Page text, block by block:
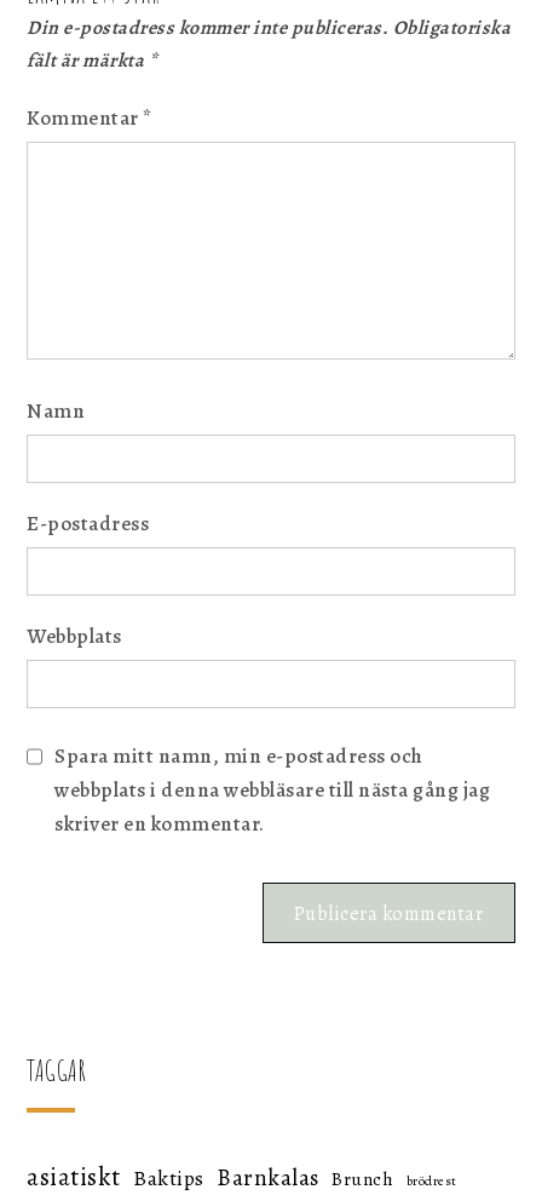
Din e-postadress kommer inte publiceras. Obligatoriska
fält är märkta *
Kommentar*
Namn
E-postadress
Webbplats
Spara mitt namn, min e-postadress och
webbplats i denna webbläsare till nästa gång jag
skriver en kommentar.
TAGGAR
asiatiskt Baktips Barnkalas Brunch brödrest